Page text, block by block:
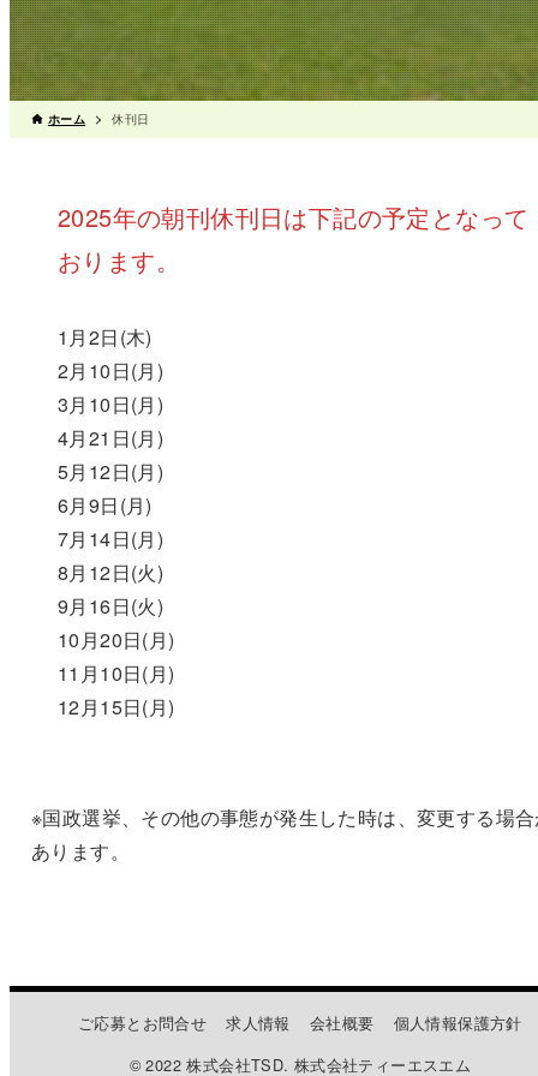
ホーム 休刊日
2025年の朝刊休刊日は下記の予定となって
おります。
1月2日(木)
2月10日(月)
3月10日(月)
4月21日(月)
5月12日(月)
6月9日(月)
7月14日(月)
8月12日(火)
9月16日(火)
10月20日(月)
11月10日(月)
12月15日(月)
※国政選挙、その他の事態が発生した時は、変更する場
あります。
ご応募とお問合せ 求人情報 会社概要
個人情報保護方針
© 2022 株式会社TSD. 株式会社ティーエスエム